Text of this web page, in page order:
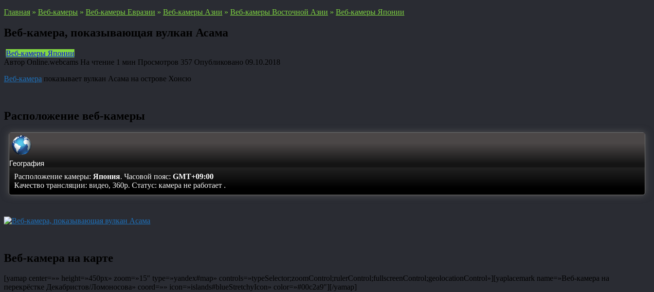
Главная » Веб-камеры » Веб-камеры Евразии » Веб-камеры Азии » Веб-камеры Восточной Азии » Веб-камеры Японии
Веб-камера, показывающая вулкан Асама
Веб-камеры Японии
Автор Online.webcams На чтение 1 мин Просмотров 357 Опубликовано 09.10.2018
Веб-камера показывает вулкан Асама на острове Хонсю
Расположение веб-камеры
География
Расположение камеры: Япония. Часовой пояс: GMT+09:00
Качество трансляции: видео, 360p. Статус: камера не работает .
Веб-камера на карте
[yamap center=»» height=»450px» zoom=»15″ type=»yandex#map» controls=»typeSelector;zoomControl;rulerControl;fullscreenControl;geolocationControl»][yaplacemark name=»Веб-камера на
перекрёстке Декабристов/Ломоносова» coord=»» icon=»islands#blueStretchyIcon» color=»#00c2a9″][/yamap]